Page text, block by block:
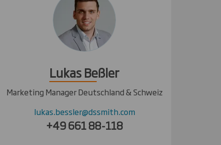
Lukas Beßler
Marketing Manager Deutschland & Schweiz
lukas.bessler@dssmith.com
+49 661 88-118